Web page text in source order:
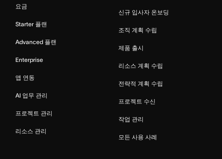
요금
Starter 플랜
Advanced 플랜
Enterprise
앱 연동
AI 업무 관리
프로젝트 관리
리소스 관리
신규 입사자 온보딩
조직 계획 수립
제품 출시
리소스 계획 수립
전략적 계획 수립
프로젝트 수신
작업 관리
모든 사용 사례